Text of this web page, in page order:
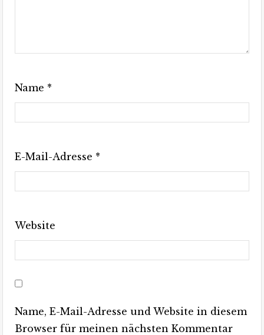
Name *
E-Mail-Adresse *
Website
Name, E-Mail-Adresse und Website in diesem
Browser für meinen nächsten Kommentar